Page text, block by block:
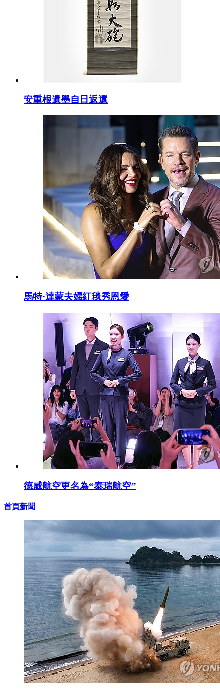
安重根遺墨自日返還
馬特·達蒙夫婦紅毯秀恩愛
德威航空更名為“泰瑞航空”
首頁新聞